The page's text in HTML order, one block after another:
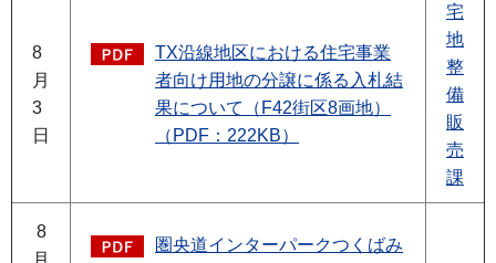
8
月
3
日
TX沿線地区における住宅事業
者向け用地の分譲に係る入札結
果について（F42街区8画地）
（PDF：222KB）
宅
地
整
備
販
売
課
8
月
圏央道インターパークつくばみ